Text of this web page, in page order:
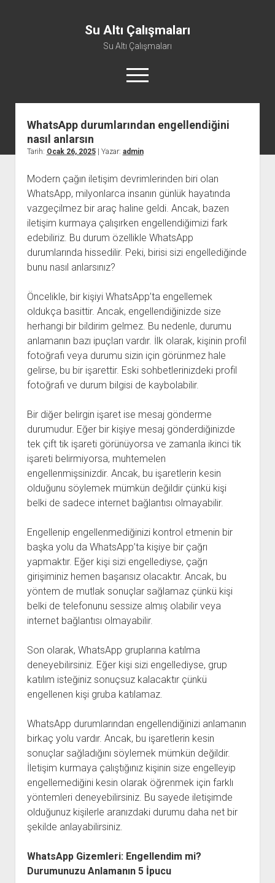
Su Altı Çalışmaları
Su Altı Çalışmaları
menüyü
aç
WhatsApp durumlarından engellendiğini
nasıl anlarsın
Tarih: Ocak 26, 2025| Yazar: admin
Modern çağın iletişim devrimlerinden biri olan
WhatsApp, milyonlarca insanın günlük hayatında
vazgeçilmez bir araç haline geldi. Ancak, bazen
iletişim kurmaya çalışırken engellendiğimizi fark
edebiliriz. Bu durum özellikle WhatsApp
durumlarında hissedilir. Peki, birisi sizi engellediğinde
bunu nasıl anlarsınız?
Öncelikle, bir kişiyi WhatsApp’ta engellemek
oldukça basittir. Ancak, engellendiğinizde size
herhangi bir bildirim gelmez. Bu nedenle, durumu
anlamanın bazı ipuçları vardır. İlk olarak, kişinin profil
fotoğrafı veya durumu sizin için görünmez hale
gelirse, bu bir işarettir. Eski sohbetlerinizdeki profil
fotoğrafı ve durum bilgisi de kaybolabilir.
Bir diğer belirgin işaret ise mesaj gönderme
durumudur. Eğer bir kişiye mesaj gönderdiğinizde
tek çift tik işareti görünüyorsa ve zamanla ikinci tik
işareti belirmiyorsa, muhtemelen
engellenmişsinizdir. Ancak, bu işaretlerin kesin
olduğunu söylemek mümkün değildir çünkü kişi
belki de sadece internet bağlantısı olmayabilir.
Engellenip engellenmediğinizi kontrol etmenin bir
başka yolu da WhatsApp’ta kişiye bir çağrı
yapmaktır. Eğer kişi sizi engellediyse, çağrı
girişiminiz hemen başarısız olacaktır. Ancak, bu
yöntem de mutlak sonuçlar sağlamaz çünkü kişi
belki de telefonunu sessize almış olabilir veya
internet bağlantısı olmayabilir.
Son olarak, WhatsApp gruplarına katılma
deneyebilirsiniz. Eğer kişi sizi engellediyse, grup
katılım isteğiniz sonuçsuz kalacaktır çünkü
engellenen kişi gruba katılamaz.
WhatsApp durumlarından engellendiğinizi anlamanın
birkaç yolu vardır. Ancak, bu işaretlerin kesin
sonuçlar sağladığını söylemek mümkün değildir.
İletişim kurmaya çalıştığınız kişinin size engelleyip
engellemediğini kesin olarak öğrenmek için farklı
yöntemleri deneyebilirsiniz. Bu sayede iletişimde
olduğunuz kişilerle aranızdaki durumu daha net bir
şekilde anlayabilirsiniz.
WhatsApp Gizemleri: Engellendim mi?
Durumunuzu Anlamanın 5 İpucu